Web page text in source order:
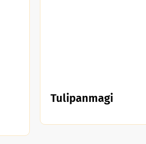
Tulipanmagi